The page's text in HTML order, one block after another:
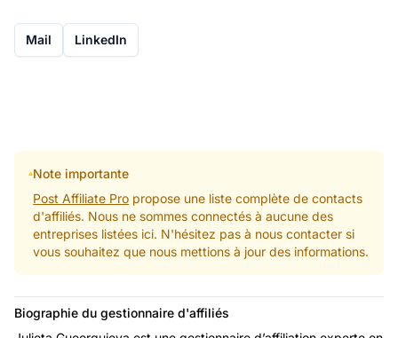
Mail LinkedIn
Note importante
Post Affiliate Pro propose une liste complète de contacts
d'affiliés. Nous ne sommes connectés à aucune des
entreprises listées ici. N'hésitez pas à nous contacter si
vous souhaitez que nous mettions à jour des informations.
Biographie du gestionnaire d'affiliés